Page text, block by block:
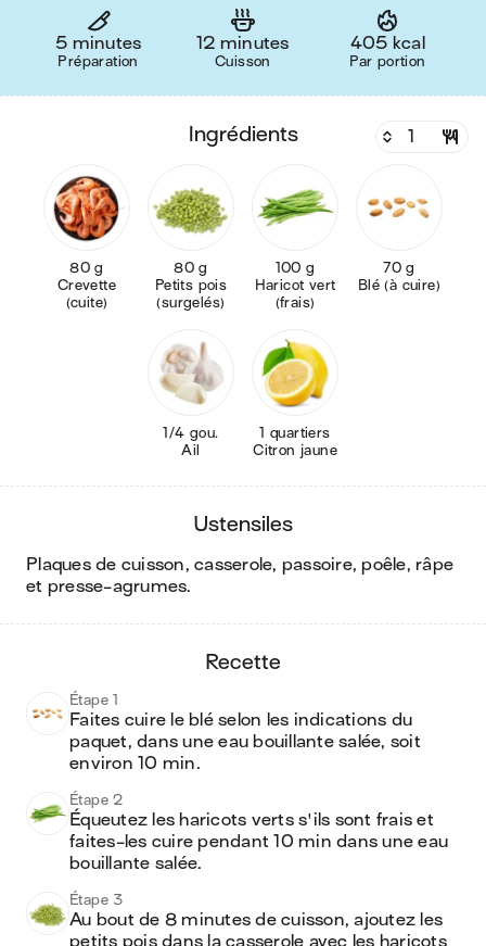
5 minutes
Préparation
12 minutes
Cuisson
405 kcal
Par portion
ingrédients
80 g
Crevette
(cuite)
80 g
Petits pois
(surgelés)
100 g
Haricot vert
(frais)
70 g
Blé (à cuire)
1/4 gou.
Ail
1 quartiers
Citron jaune
ustensiles
plaques de cuisson, casserole, passoire, poêle, râpe
et presse-agrumes.
recette
Étape 1
Faites cuire le blé selon les indications du
paquet, dans une eau bouillante salée, soit
environ 10 min.
Étape 2
Équeutez les haricots verts s'ils sont frais et
faites-les cuire pendant 10 min dans une eau
bouillante salée.
Étape 3
Au bout de 8 minutes de cuisson, ajoutez les
petits pois dans la casserole avec les haricots